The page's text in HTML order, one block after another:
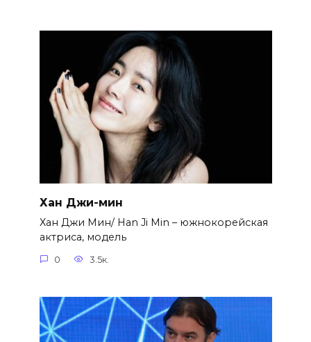
Хан Джи-мин
Хан Джи Мин/ Han Ji Min – южнокорейская
актриса, модель
0 3.5к.